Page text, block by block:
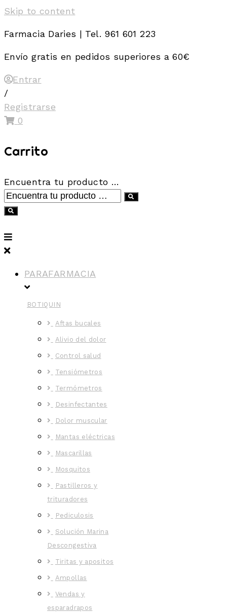
Skip to content
Farmacia Daries | Tel. 961 601 223
Envío gratis en pedidos superiores a 60€
Entrar
/
Registrarse
0
Carrito
Encuentra tu producto …
PARAFARMACIA
BOTIQUIN
Aftas bucales
Alivio del dolor
Control salud
Tensiómetros
Termómetros
Desinfectantes
Dolor muscular
Mantas eléctricas
Mascarillas
Mosquitos
Pastilleros y
trituradores
Pediculosis
Solución Marina
Descongestiva
Tiritas y apositos
Ampollas
Vendas y
esparadrapos